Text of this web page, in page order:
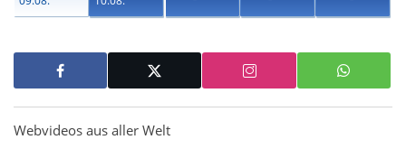
Webvideos aus aller Welt